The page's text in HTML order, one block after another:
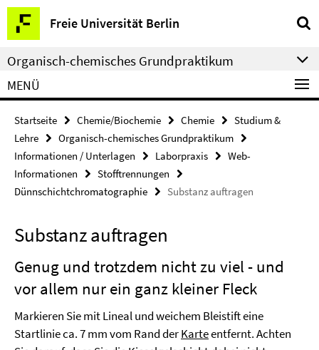
Springe
direkt
zu
Inhalt
Freie Universität Berlin
Service-
Navigation
Organisch-chemisches Grundpraktikum
MENÜ
Startseite Chemie/Biochemie Chemie
Studium &
Lehre
Organisch-chemisches Grundpraktikum
Informationen / Unterlagen
Laborpraxis
Web-
Informationen
Stofftrennungen
Dünnschichtchromatographie
Substanz auftragen
Substanz auftragen
Genug und trotzdem nicht zu viel - und
vor allem nur ein ganz kleiner Fleck
Markieren Sie mit Lineal und weichem Bleistift eine
Startlinie ca. 7 mm vom Rand derKarteentfernt. Achten